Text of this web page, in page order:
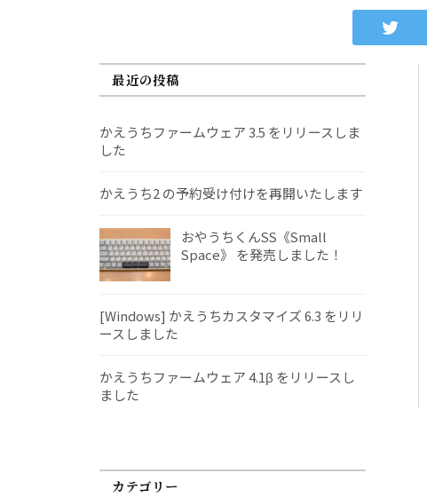
最近の投稿
かえうちファームウェア 3.5 をリリースしま
した
かえうち2 の予約受け付けを再開いたします
おやうちくんSS《Small
Space》 を発売しました！
[Windows] かえうちカスタマイズ 6.3 をリリ
ースしました
かえうちファームウェア 4.1β をリリースし
ました
カテゴリー